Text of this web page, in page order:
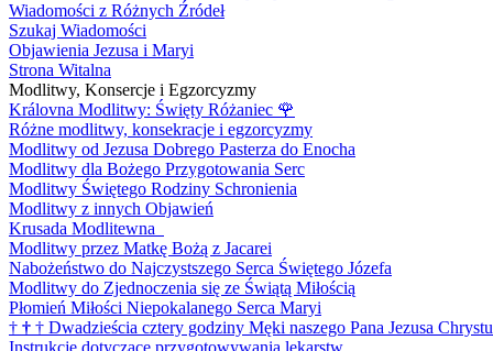
Wiadomości z Różnych Źródeł
Szukaj Wiadomości
Objawienia Jezusa i Maryi
Strona Witalna
Modlitwy, Konsercje i Egzorcyzmy
Královna Modlitwy: Święty Różaniec 🌹
Różne modlitwy, konsekracje i egzorcyzmy
Modlitwy od Jezusa Dobrego Pasterza do Enocha
Modlitwy dla Bożego Przygotowania Serc
Modlitwy Świętego Rodziny Schronienia
Modlitwy z innych Objawień
Krusada Modlitewna
Modlitwy przez Matkę Bożą z Jacarei
Nabożeństwo do Najczystszego Serca Świętego Józefa
Modlitwy do Zjednoczenia się ze Świątą Miłością
Płomień Miłości Niepokalanego Serca Maryi
† † † Dwadzieścia cztery godziny Męki naszego Pana Jezusa
Instrukcje dotyczące przygotowywania lekarstw